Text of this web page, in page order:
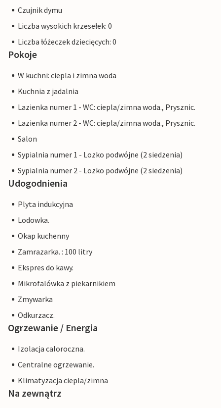
Czujnik dymu
Liczba wysokich krzesełek: 0
Liczba łóżeczek dziecięcych: 0
Pokoje
W kuchni: ciepla i zimna woda
Kuchnia z jadalnia
Lazienka numer 1 - WC: ciepla/zimna woda., Prysznic.
Lazienka numer 2 - WC: ciepla/zimna woda., Prysznic.
Salon
Sypialnia numer 1 - Lozko podwójne (2 siedzenia)
Sypialnia numer 2 - Lozko podwójne (2 siedzenia)
Udogodnienia
Plyta indukcyjna
Lodowka.
Okap kuchenny
Zamrazarka. : 100 litry
Ekspres do kawy.
Mikrofalówka z piekarnikiem
Zmywarka
Odkurzacz.
Ogrzewanie / Energia
Izolacja caloroczna.
Centralne ogrzewanie.
Klimatyzacja ciepla/zimna
Na zewnątrz